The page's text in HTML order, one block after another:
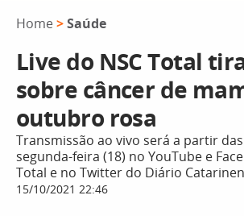
Home >Saúde
Live do NSC Total
sobre câncer de
outubro rosa
Transmissão ao vivo será a partir
segunda-feira (18) no YouTube e
Total e no Twitter do Diário
15/10/2021 22:46